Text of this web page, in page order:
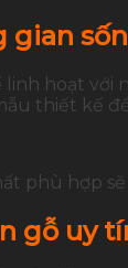
gian
hoạt
thiết
phù hợp
gỗ uy